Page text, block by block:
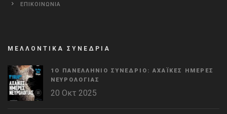
ΕΠΙΚΟΙΝΩΝΙΑ
ΜΕΛΛΟΝΤΙΚΑ ΣΥΝΕΔΡΙΑ
1Ο ΠΑΝΕΛΛΉΝΙΟ ΣΥΝΈΔΡΙΟ: ΑΧΑΪΚΈΣ ΗΜΈΡΕΣ
ΝΕΥΡΟΛΟΓΊΑΣ
20 Οκτ 2025